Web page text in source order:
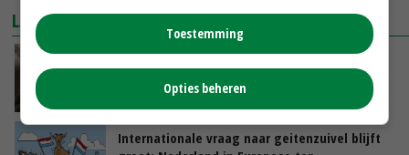
LAATSTE NIEUWS
‘Samenwerking A-ware en Amalthea gaat
VANDAAG, 16:01
Internationale vraag naar geitenzuivel blijft
Toestemming
Opties beheren